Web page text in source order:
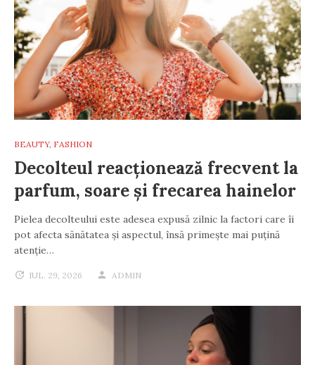
BEAUTY, FASHION
Decolteul reacționează frecvent la
parfum, soare și frecarea hainelor
Pielea decolteului este adesea expusă zilnic la factori care îi
pot afecta sănătatea și aspectul, însă primește mai puțină
atenție…
IUL. 29, 2026 ADMIN